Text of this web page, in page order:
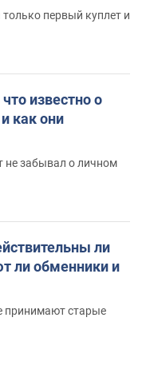
первый куплет и
известно о
как они
не забывал о личном
ли
ли обменники и
принимают старые